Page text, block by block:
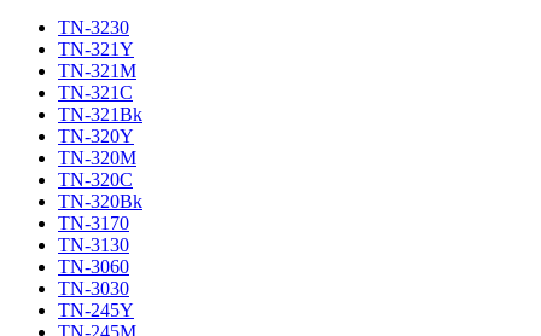
TN-3230
TN-321Y
TN-321M
TN-321C
TN-321Bk
TN-320Y
TN-320M
TN-320C
TN-320Bk
TN-3170
TN-3130
TN-3060
TN-3030
TN-245Y